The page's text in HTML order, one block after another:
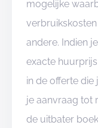
mogelijke
andere. Indien
exacte
in de offerte die
je aanvraag tot
de uitbater